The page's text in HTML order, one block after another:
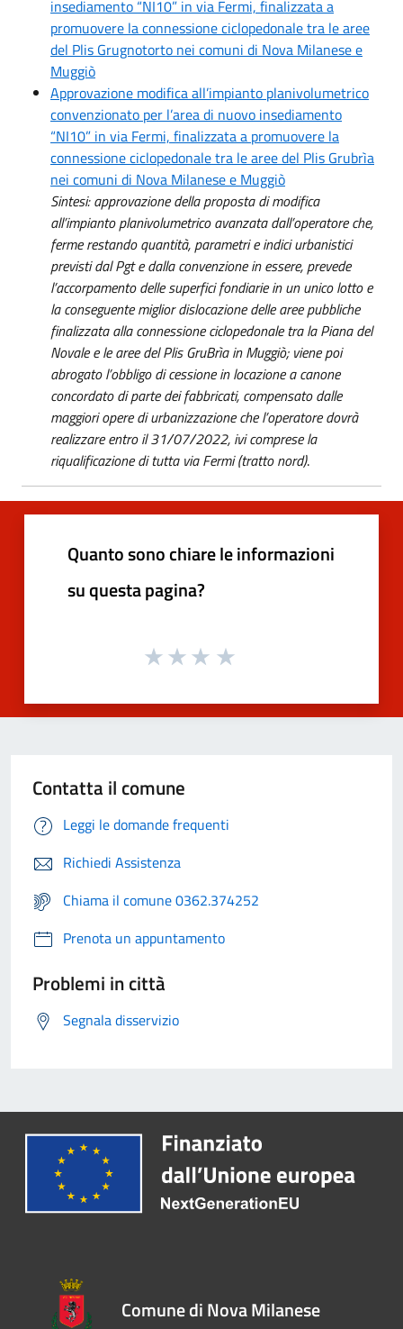
insediamento “NI10” in via Fermi, finalizzata a
promuovere la connessione ciclopedonale tra le aree
del Plis Grugnotorto nei comuni di Nova Milanese e
Muggiò
Approvazione modifica all’impianto planivolumetrico
convenzionato per l’area di nuovo insediamento
“NI10” in via Fermi, finalizzata a promuovere la
connessione ciclopedonale tra le aree del Plis Grubrìa
nei comuni di Nova Milanese e Muggiò
Sintesi: approvazione della proposta di modifica
all’impianto planivolumetrico avanzata dall’operatore che,
ferme restando quantità, parametri e indici urbanistici
previsti dal Pgt e dalla convenzione in essere, prevede
l’accorpamento delle superfici fondiarie in un unico lotto e
la conseguente miglior dislocazione delle aree pubbliche
finalizzata alla connessione ciclopedonale tra la Piana del
Novale e le aree del Plis GruBrìa in Muggiò; viene poi
abrogato l’obbligo di cessione in locazione a canone
concordato di parte dei fabbricati, compensato dalle
maggiori opere di urbanizzazione che l’operatore dovrà
realizzare entro il 31/07/2022, ivi comprese la
riqualificazione di tutta via Fermi (tratto nord).
Quanto sono chiare le informazioni
su questa pagina?
Contatta il comune
Leggi le domande frequenti
Richiedi Assistenza
Chiama il comune 0362.374252
Prenota un appuntamento
Problemi in città
Segnala disservizio
Comune di Nova Milanese